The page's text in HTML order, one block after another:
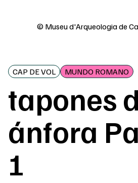
© Museu d'Arqueologia de
CAP DE VOL MUNDO ROMANO
tapones
ánfora
1